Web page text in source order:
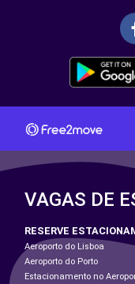
VAGAS DE
RESERVE
Aeroporto do Lisboa
Aeroporto do Porto
Estacionamento no